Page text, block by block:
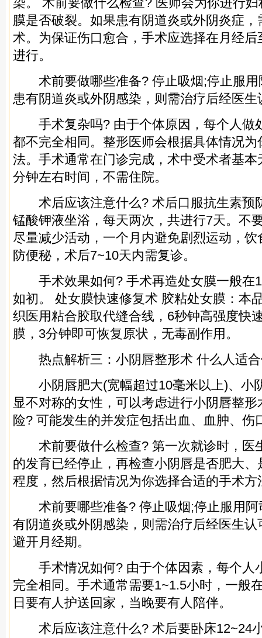
膜是否破裂。如果患有阴道炎或外阴炎症
术。为保证伤口愈合，手术应选择在月经
进行。
术前要做哪些准备? 停止吸烟;停止服用
患有阴道炎或外阴感染，则需治疗后经医
手术复杂吗? 由于个体原因，每个人做
都不完全相同。整形医师会根据具体情况
法。手术通常在门诊完成，术中受术者基
分钟左右时间，不需住院。
术后应该注意什么? 术后口服抗生素预
锰酸钾液坐浴，每天两次，共进行7天。不
尽量减少活动，一个月内避免剧烈运动，
防便秘，术后7~10天内需复诊。
手术效果如何? 手术再造处女膜一般在
如初。 处女膜快速修复术 胶粘处女膜：本
织医用粘合胶取代缝合线，6秒钟高强度快
膜，3分钟即可恢复原状，无毒副作用。
热点解析三：小阴唇整形术 什么人适合
小阴唇肥大(宽幅超过10毫米以上)、小
显不对称的女性，可以考虑进行小阴唇整
险? 可能发生的并发症包括出血、血肿、伤
术前要做什么检查? 第一次就诊时，医
的发育已经停止，再检查小阴唇是否肥大
程度，然后根据情况为你选择合适的手术方
术前要哪些准备? 停止吸烟;停止服用阿
有阴道炎或外阴感染，则需治疗后经医生
避开月经期。
手术情况如何? 由于个体因素，每个人
完全相同。手术通常需要1~1.5小时，一般
日要有人护送回家，当晚要有人陪伴。
术后应该注意什么? 术后要卧床12~24